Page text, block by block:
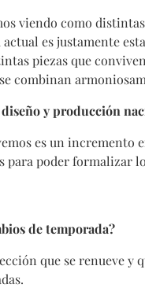
viendo como
es justamente
piezas que
combinan
y producción
es un incremento
para poder formalizar
de temporada?
que se renueve y